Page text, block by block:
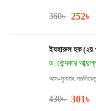
360৳ 252৳
ইযহারুল হক (২য়
ড. খোন্দকার
আস-সুন্নাহ
430৳ 301৳